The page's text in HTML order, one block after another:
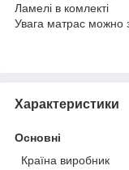
Ламелі в комлекті
Увага матрас можно
Характеристики
Основні
Країна виробник